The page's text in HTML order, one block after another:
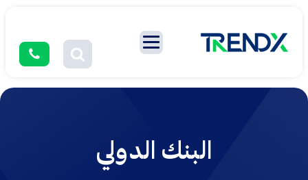
البنك الدولي